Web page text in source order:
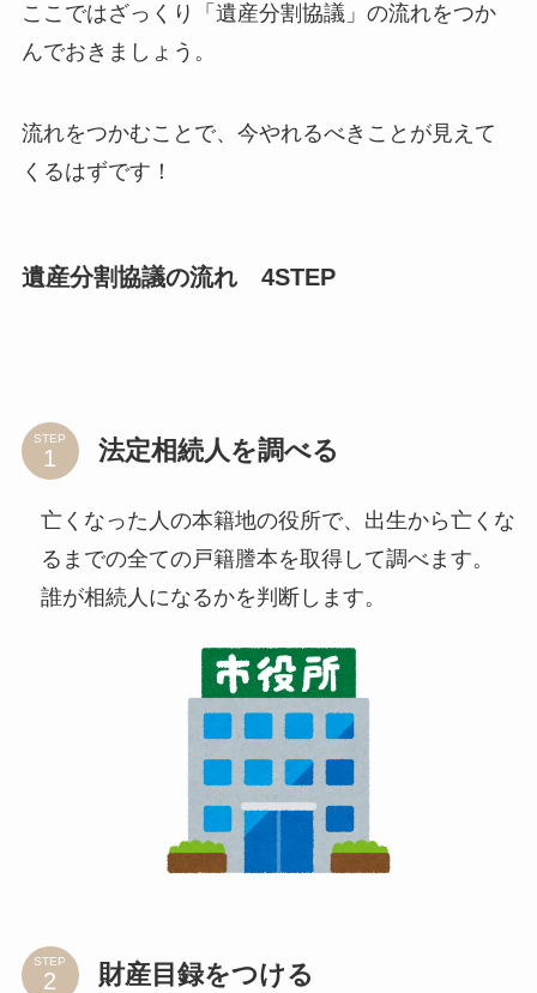
ここではざっくり「遺産分割協議」の流れをつか
んでおきましょう。
流れをつかむことで、今やれるべきことが見えて
くるはずです！
遺産分割協議の流れ 4STEP
STEP 法定相続人を調べる
亡くなった人の本籍地の役所で、出生から亡くな
るまでの全ての戸籍謄本を取得して調べます。
誰が相続人になるかを判断します。
STEP 財産目録をつける